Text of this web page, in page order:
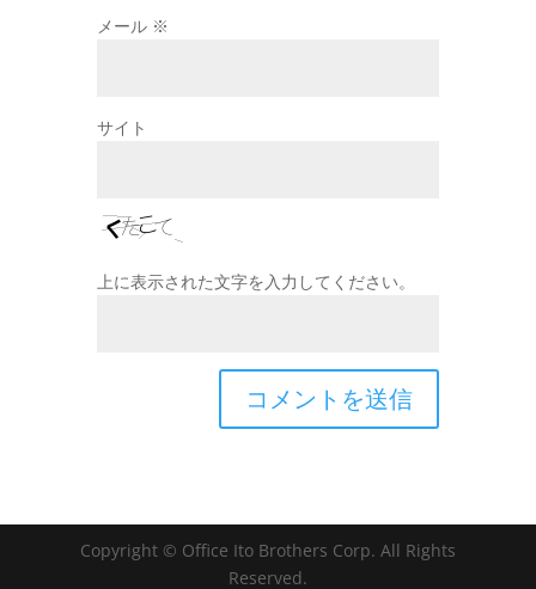
メール ※
サイト
上に表示された文字を入力してください。
Copyright © Office Ito Brothers Corp. All Rights
Reserved.